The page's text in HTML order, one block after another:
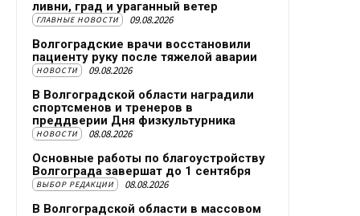
ливни, град и ураганный ветер
ГЛАВНЫЕ НОВОСТИ 09.08.2026
Волгоградские врачи восстановили
пациенту руку после тяжелой аварии
НОВОСТИ 09.08.2026
В Волгоградской области наградили
спортсменов и тренеров в
преддверии Дня физкультурника
НОВОСТИ 08.08.2026
Основные работы по благоустройству
Волгограда завершат до 1 сентября
ВЫБОР РЕДАКЦИИ 08.08.2026
В Волгоградской области в массовом